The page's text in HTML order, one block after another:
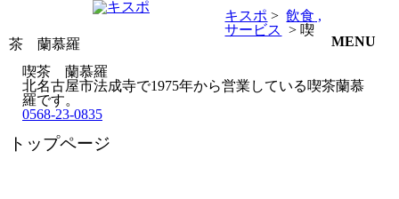
MENU
キスポ >飲食
サービス > 喫
茶 蘭慕羅
喫茶 蘭慕羅
北名古屋市法成寺で1975年から営業している喫茶蘭慕
羅です。
0568-23-0835
トップページ